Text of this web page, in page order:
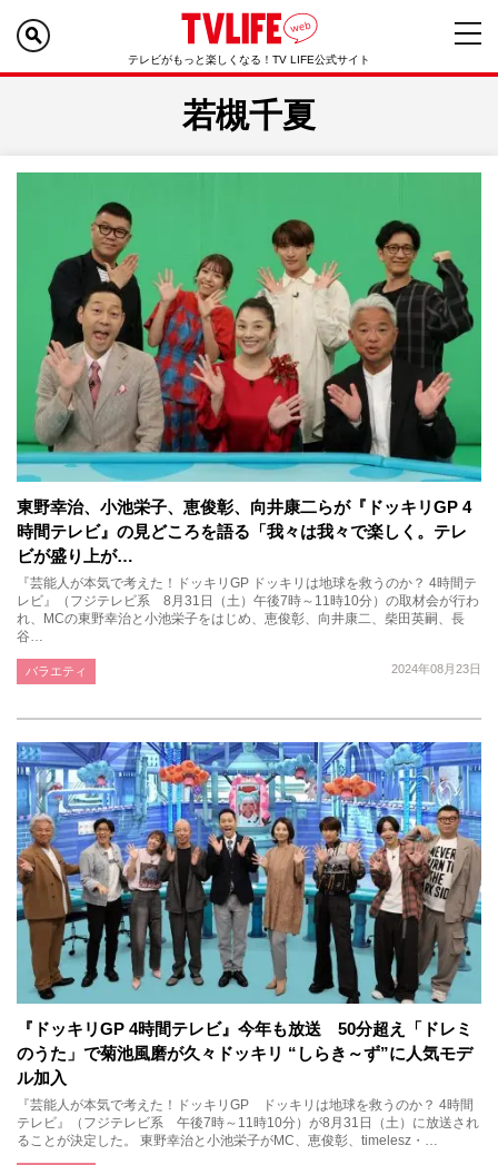
テレビがもっと楽しくなる！TV LIFE公式サイト
若槻千夏
東野幸治、小池栄子、恵俊彰、向井康二らが『ドッキリGP 4
時間テレビ』の見どころを語る「我々は我々で楽しく。テレ
ビが盛り上が…
『芸能人が本気で考えた！ドッキリGP ドッキリは地球を救うのか？ 4時間テ
レビ』（フジテレビ系 8月31日（土）午後7時～11時10分）の取材会が行わ
れ、MCの東野幸治と小池栄子をはじめ、恵俊彰、向井康二、柴田英嗣、長
谷…
2024年08月23日
バラエティ
『ドッキリGP 4時間テレビ』今年も放送 50分超え「ドレミ
のうた」で菊池風磨が久々ドッキリ “しらき～ず”に人気モデ
ル加入
『芸能人が本気で考えた！ドッキリGP ドッキリは地球を救うのか？ 4時間
テレビ』（フジテレビ系 午後7時～11時10分）が8月31日（土）に放送され
ることが決定した。 東野幸治と小池栄子がMC、恵俊彰、timelesz・…